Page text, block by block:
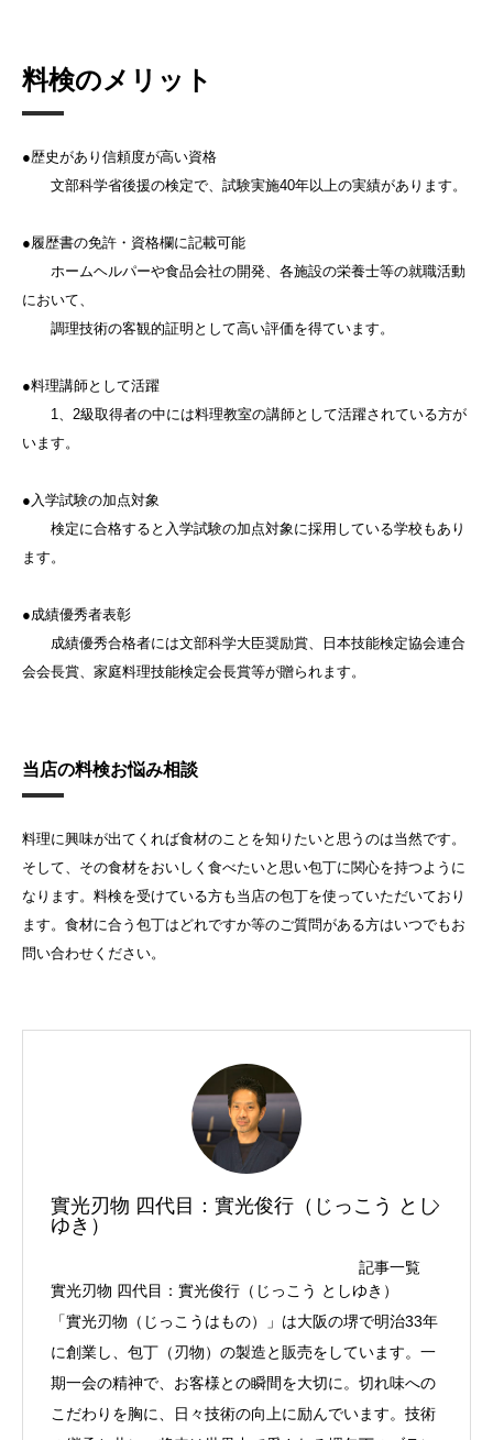
料検のメリット
●歴史があり信頼度が高い資格
文部科学省後援の検定で、試験実施40年以上の実績があります。
●履歴書の免許・資格欄に記載可能
ホームヘルパーや食品会社の開発、各施設の栄養士等の就職活動
において、
調理技術の客観的証明として高い評価を得ています。
●料理講師として活躍
1、2級取得者の中には料理教室の講師として活躍されている方が
います。
●入学試験の加点対象
検定に合格すると入学試験の加点対象に採用している学校もあり
ます。
●成績優秀者表彰
成績優秀合格者には文部科学大臣奨励賞、日本技能検定協会連合
会会長賞、家庭料理技能検定会長賞等が贈られます。
当店の料検お悩み相談
料理に興味が出てくれば食材のことを知りたいと思うのは当然です。
そして、その食材をおいしく食べたいと思い包丁に関心を持つように
なります。料検を受けている方も当店の包丁を使っていただいており
ます。食材に合う包丁はどれですか等のご質問がある方はいつでもお
問い合わせください。
實光刃物 四代目：實光俊行（じっこう とし
ゆき）
記事一覧
實光刃物 四代目：實光俊行（じっこう としゆき）
「實光刃物（じっこうはもの）」は大阪の堺で明治33年
に創業し、包丁（刃物）の製造と販売をしています。一
期一会の精神で、お客様との瞬間を大切に。切れ味への
こだわりを胸に、日々技術の向上に励んでいます。技術